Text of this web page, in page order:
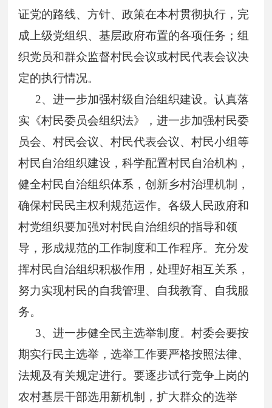
证党的路线、方针、政策在本村贯彻执行，完
成上级党组织、基层政府布置的各项任务；组
织党员和群众监督村民会议或村民代表会议决
定的执行情况。
2、进一步加强村级自治组织建设。认真落
实《村民委员会组织法》，进一步加强村民委
员会、村民会议、村民代表会议、村民小组等
村民自治组织建设，科学配置村民自治机构，
健全村民自治组织体系，创新乡村治理机制，
确保村民民主权利规范运作。各级人民政府和
村党组织要加强对村民自治组织的指导和领
导，形成规范的工作制度和工作程序。充分发
挥村民自治组织积极作用，处理好相互关系，
努力实现村民的自我管理、自我教育、自我服
务。
3、进一步健全民主选举制度。村委会要按
期实行民主选举，选举工作要严格按照法律、
法规及有关规定进行。要逐步试行竞争上岗的
农村基层干部选用新机制，扩大群众的选举